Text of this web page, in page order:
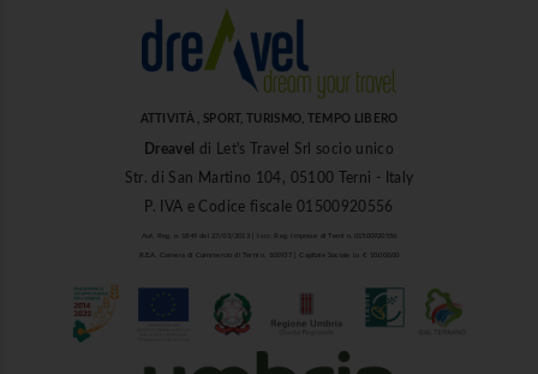
ATTIVITÀ , SPORT, TURISMO, TEMPO LIBERO
Dreavel
di Let's Travel Srl socio unico
Str. di San Martino 104, 05100 Terni - Italy
P. IVA e Codice fiscale 01500920556
Aut. Reg. n. 1849 del 27/03/2013 | Iscr. Reg. Imprese di Terni n. 01500920556
R.E.A. Camera di Commercio di Terni n. 101937 | Capitale Sociale i.v. € 10.000,00